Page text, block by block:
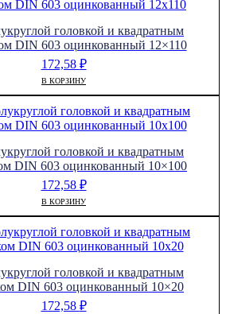
головкой и квадратным
DIN 603 оцинкованный 12×110
172,58 ₽
В КОРЗИНУ
головкой и квадратным
DIN 603 оцинкованный 10×100
172,58 ₽
В КОРЗИНУ
головкой и квадратным
DIN 603 оцинкованный 10×20
172,58 ₽